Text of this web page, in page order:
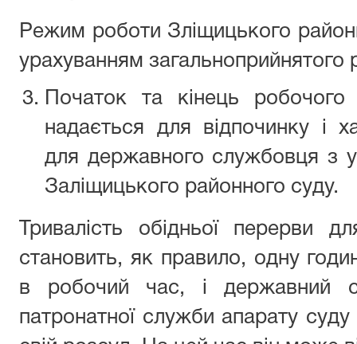
Режим роботи Зліщицького
урахуванням загальноприйнятого
Початок та кінець
надається для відпочинку і
для державного службовця з
Заліщицького районного суду.
Тривалість обідньої перерви
становить, як правило, одну
в робочий час, і державний
патронатної служби апарату